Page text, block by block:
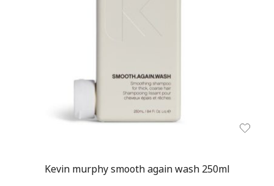
Kevin murphy smooth again wash 250ml